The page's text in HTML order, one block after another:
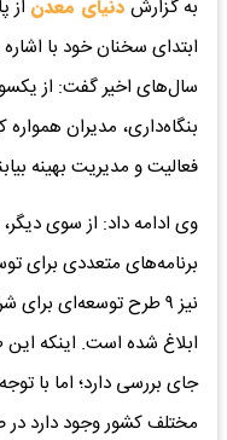
به گزارش دنیای معدن از
ابتدای سخنان خود با
سال‌های اخیر گفت: از
بنگاه‌داری، مدیران همواره
فعالیت و مدیریت بهینه
وی ادامه داد: از سوی
نیز ۹ طرح توسعه‌ای
ابلاغ شده است. اینکه
جای بررسی دارد؛ اما با
مختلف کشور وجود دارد